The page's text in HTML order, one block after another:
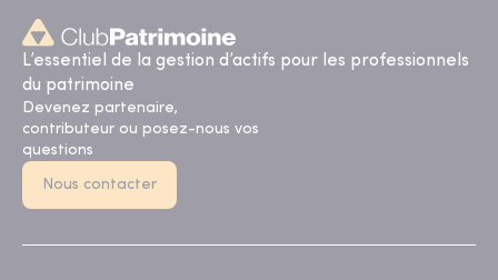
L’essentiel de la gestion d’actifs pour les professionnels
du patrimoine
Devenez partenaire,
contributeur ou posez-nous vos
questions
Nous contacter